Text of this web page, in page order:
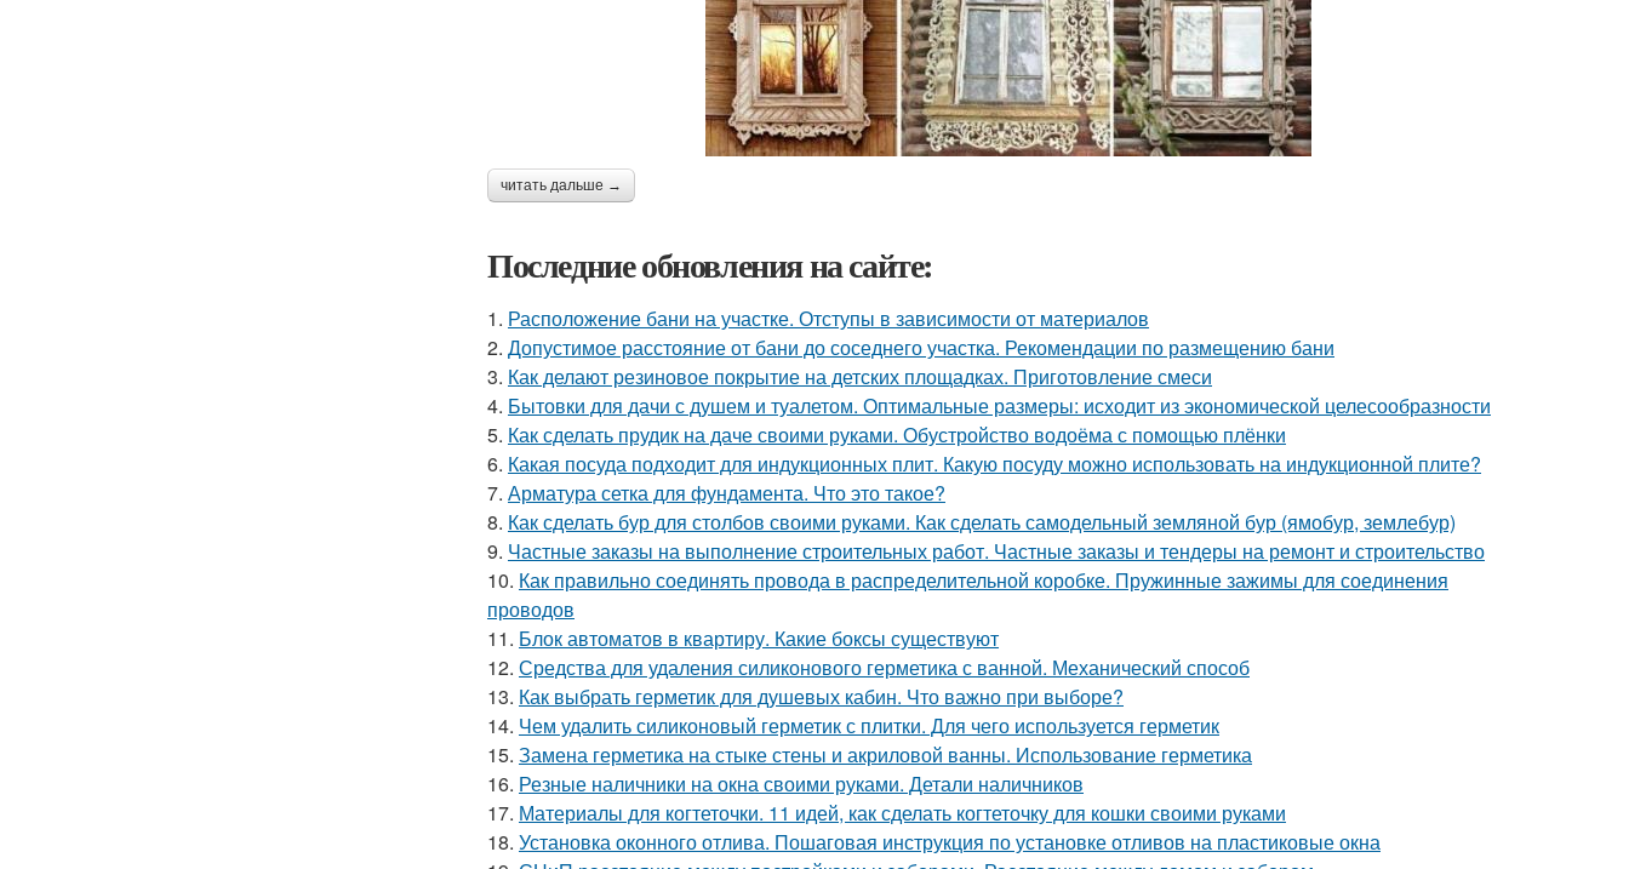
читать дальше →
Последние обновления на сайте:
1. Расположение бани на участке. Отступы в зависимости от материалов
2. Допустимое расстояние от бани до соседнего участка. Рекомендации по размещению бани
3. Как делают резиновое покрытие на детских площадках. Приготовление смеси
4. Бытовки для дачи с душем и туалетом. Оптимальные размеры: исходит из экономической целесообразности
5. Как сделать прудик на даче своими руками. Обустройство водоёма с помощью плёнки
6. Какая посуда подходит для индукционных плит. Какую посуду можно использовать на индукционной плите?
7. Арматура сетка для фундамента. Что это такое?
8. Как сделать бур для столбов своими руками. Как сделать самодельный земляной бур (ямобур, землебур)
9. Частные заказы на выполнение строительных работ. Частные заказы и тендеры на ремонт и строительство
10. Как правильно соединять провода в распределительной коробке. Пружинные зажимы для соединения
проводов
11. Блок автоматов в квартиру. Какие боксы существуют
12. Средства для удаления силиконового герметика с ванной. Механический способ
13. Как выбрать герметик для душевых кабин. Что важно при выборе?
14. Чем удалить силиконовый герметик с плитки. Для чего используется герметик
15. Замена герметика на стыке стены и акриловой ванны. Использование герметика
16. Резные наличники на окна своими руками. Детали наличников
17. Материалы для когтеточки. 11 идей, как сделать когтеточку для кошки своими руками
18. Установка оконного отлива. Пошаговая инструкция по установке отливов на пластиковые окна